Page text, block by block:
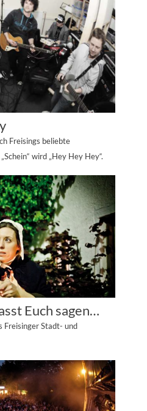
Freisings beliebte
wird „Hey Hey Hey“.
Euch sagen…
Freisinger Stadt- und